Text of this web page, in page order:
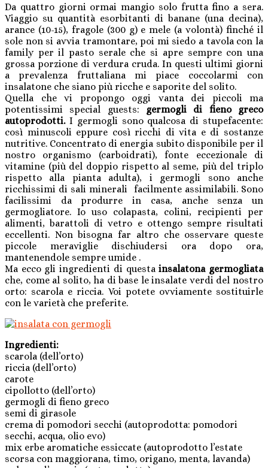
Da quattro giorni ormai mangio solo frutta fino a sera.
Viaggio su quantità esorbitanti di banane (una decina),
arance (10-15), fragole (300 g) e mele (a volontà) finché il
sole non si avvia tramontare, poi mi siedo a tavola con la
family per il pasto serale che si apre sempre con una
grossa porzione di verdura cruda. In questi ultimi giorni
a prevalenza fruttaliana mi piace coccolarmi con
insalatone che siano più ricche e saporite del solito.
Quella che vi propongo oggi vanta dei piccoli ma
potentissimi special guests:
germogli di fieno greco
autoprodotti. I germogli sono qualcosa di stupefacente:
così minuscoli eppure così ricchi di vita e di sostanze
nutritive. Concentrato di energia subito disponibile per il
nostro organismo (carboidrati), fonte eccezionale di
vitamine (più del doppio rispetto al seme, più del triplo
rispetto alla pianta adulta), i germogli sono anche
ricchissimi di sali minerali facilmente assimilabili. Sono
facilissimi da produrre in casa, anche senza un
germogliatore. Io uso colapasta, colini, recipienti per
alimenti, barattoli di vetro e ottengo sempre risultati
eccellenti. Non bisogna far altro che osservare queste
piccole meraviglie dischiudersi ora dopo ora,
mantenendole sempre umide .
Ma ecco gli ingredienti di questainsalatona germogliata
che, come al solito, ha di base le insalate verdi del nostro
orto: scarola e riccia. Voi potete ovviamente sostituirle
con le varietà che preferite.
Ingredienti:
scarola (dell’orto)
riccia (dell’orto)
carote
cipollotto (dell’orto)
germogli di fieno greco
semi di girasole
crema di pomodori secchi (autoprodotta: pomodori
secchi, acqua, olio evo)
mix erbe aromatiche essiccate (autoprodotto l’estate
scorsa con maggiorana, timo, origano, menta, lavanda)